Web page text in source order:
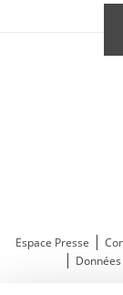
Espace Presse |
|